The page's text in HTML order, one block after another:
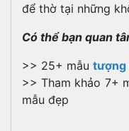
để thờ tại những
Có thể bạn quan
>> 25+ mẫu tượng
>> Tham khảo 7+
mẫu đẹp